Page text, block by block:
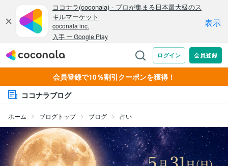
会員登録で10％割引クーポンを獲得！
ココナラブログ
ホーム ブログトップ ブログ 占い